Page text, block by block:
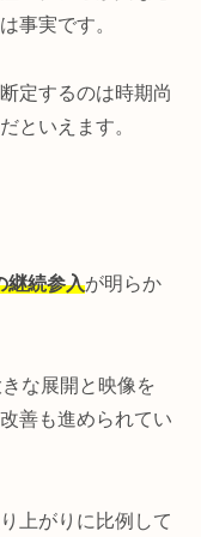
事実です。
定するのは時期尚
といえます。
継続参入が明らか
な展開と映像を
善も進められてい
上がりに比例して